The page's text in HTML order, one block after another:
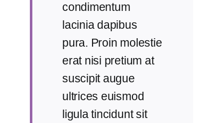
condimentum
lacinia dapibus
pura. Proin molestie
erat nisi pretium at
suscipit augue
ultrices euismod
ligula tincidunt sit